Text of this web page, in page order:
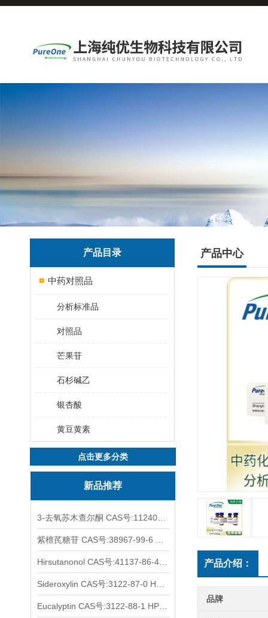
产品目录
中药对照品
分析标准品
对照品
芒果苷
石杉碱乙
银杏酸
黄豆黄素
点击更多分类
新品推荐
产品中心
产品介绍：
品牌